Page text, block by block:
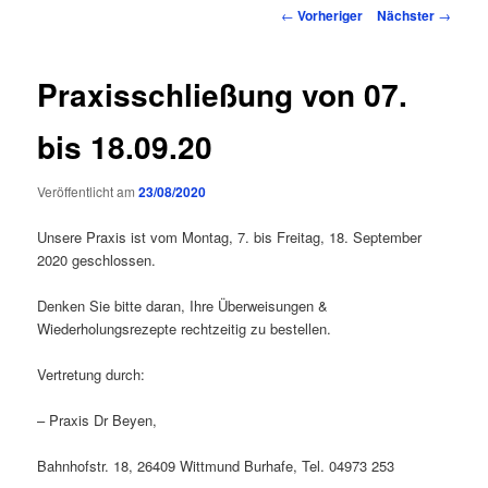
Beitragsnavigation
← Vorheriger Nächster →
Praxisschließung von 07.
bis 18.09.20
Veröffentlicht am23/08/2020
Unsere Praxis ist vom Montag, 7. bis Freitag, 18. September
2020 geschlossen.
Denken Sie bitte daran, Ihre Überweisungen &
Wiederholungsrezepte rechtzeitig zu bestellen.
Vertretung durch:
– Praxis Dr Beyen,
Bahnhofstr. 18, 26409 Wittmund Burhafe, Tel. 04973 253